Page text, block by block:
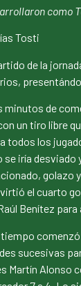
como
Tosti
de la
minutos de
un tiro libre
todos los
se iría desviado
golazo
el cuarto
Benítez para
sucesivas
Martín Alonso